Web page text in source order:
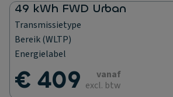
49 kWh FWD Urban
Transmissietype
Bereik (WLTP)
Energielabel
€ 409
vanaf
excl. btw